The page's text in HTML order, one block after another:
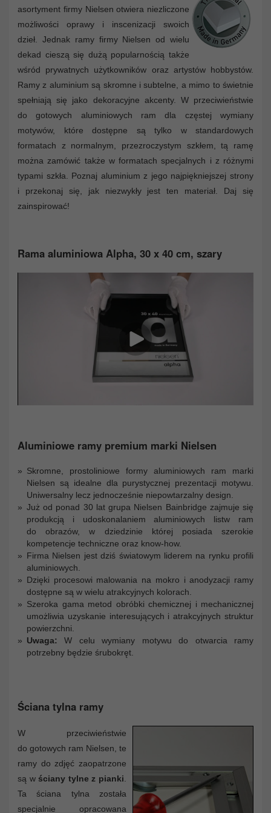
asortyment firmy Nielsen otwiera niezliczone
możliwości oprawy i inscenizacji swoich
dzieł. Jednak ramy firmy Nielsen od wielu
dekad cieszą się dużą popularnością także
wśród prywatnych użytkowników oraz artystów hobbystów.
Ramy z aluminium są skromne i subtelne, a mimo to świetnie
spełniają się jako dekoracyjne akcenty. W przeciwieństwie
do gotowych aluminiowych ram dla częstej wymiany
motywów, które dostępne są tylko w standardowych
formatach z normalnym, przezroczystym szkłem, tą ramę
można zamówić także w formatach specjalnych i z różnymi
typami szkła. Poznaj aluminium z jego najpiękniejszej strony
i przekonaj się, jak niezwykły jest ten materiał. Daj się
zainspirować!
Rama aluminiowa Alpha, 30 x 40 cm, szary
Aluminiowe ramy premium marki Nielsen
Skromne, prostoliniowe formy aluminiowych ram marki
Nielsen są idealne dla purystycznej prezentacji motywu.
Uniwersalny lecz jednocześnie niepowtarzalny design.
Już od ponad 30 lat grupa Nielsen Bainbridge zajmuje się
produkcją i udoskonalaniem aluminiowych listw ram
do obrazów, w dziedzinie której posiada szerokie
kompetencje techniczne oraz know-how.
Firma Nielsen jest dziś światowym liderem na rynku profili
aluminiowych.
Dzięki procesowi malowania na mokro i anodyzacji ramy
dostępne są w wielu atrakcyjnych kolorach.
Szeroka gama metod obróbki chemicznej i mechanicznej
umożliwia uzyskanie interesujących i atrakcyjnych struktur
powierzchni.
Uwaga: W celu wymiany motywu do otwarcia ramy
potrzebny będzie śrubokręt.
Ściana tylna ramy
W przeciwieństwie
do gotowych ram Nielsen, te
ramy do zdjęć zaopatrzone
są w ściany tylne z pianki
Ta ściana tylna została
specjalnie opracowana